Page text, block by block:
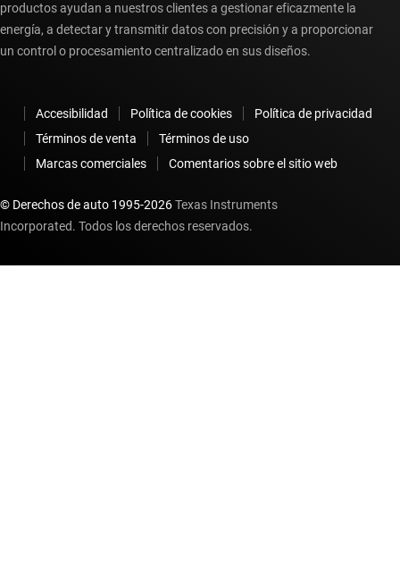
productos ayudan a nuestros clientes a gestionar eficazmente la
energía, a detectar y transmitir datos con precisión y a proporcionar
un control o procesamiento centralizado en sus diseños.
Accesibilidad Política de cookies
Política de privacidad
Términos de venta
Términos de uso
Marcas comerciales
Comentarios sobre el sitio web
© Derechos de auto 1995-2026Texas Instruments
Incorporated. Todos los derechos reservados.